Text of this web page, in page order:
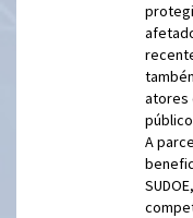
atores
A